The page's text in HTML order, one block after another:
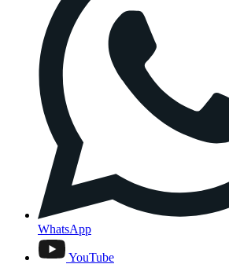
WhatsApp
YouTube